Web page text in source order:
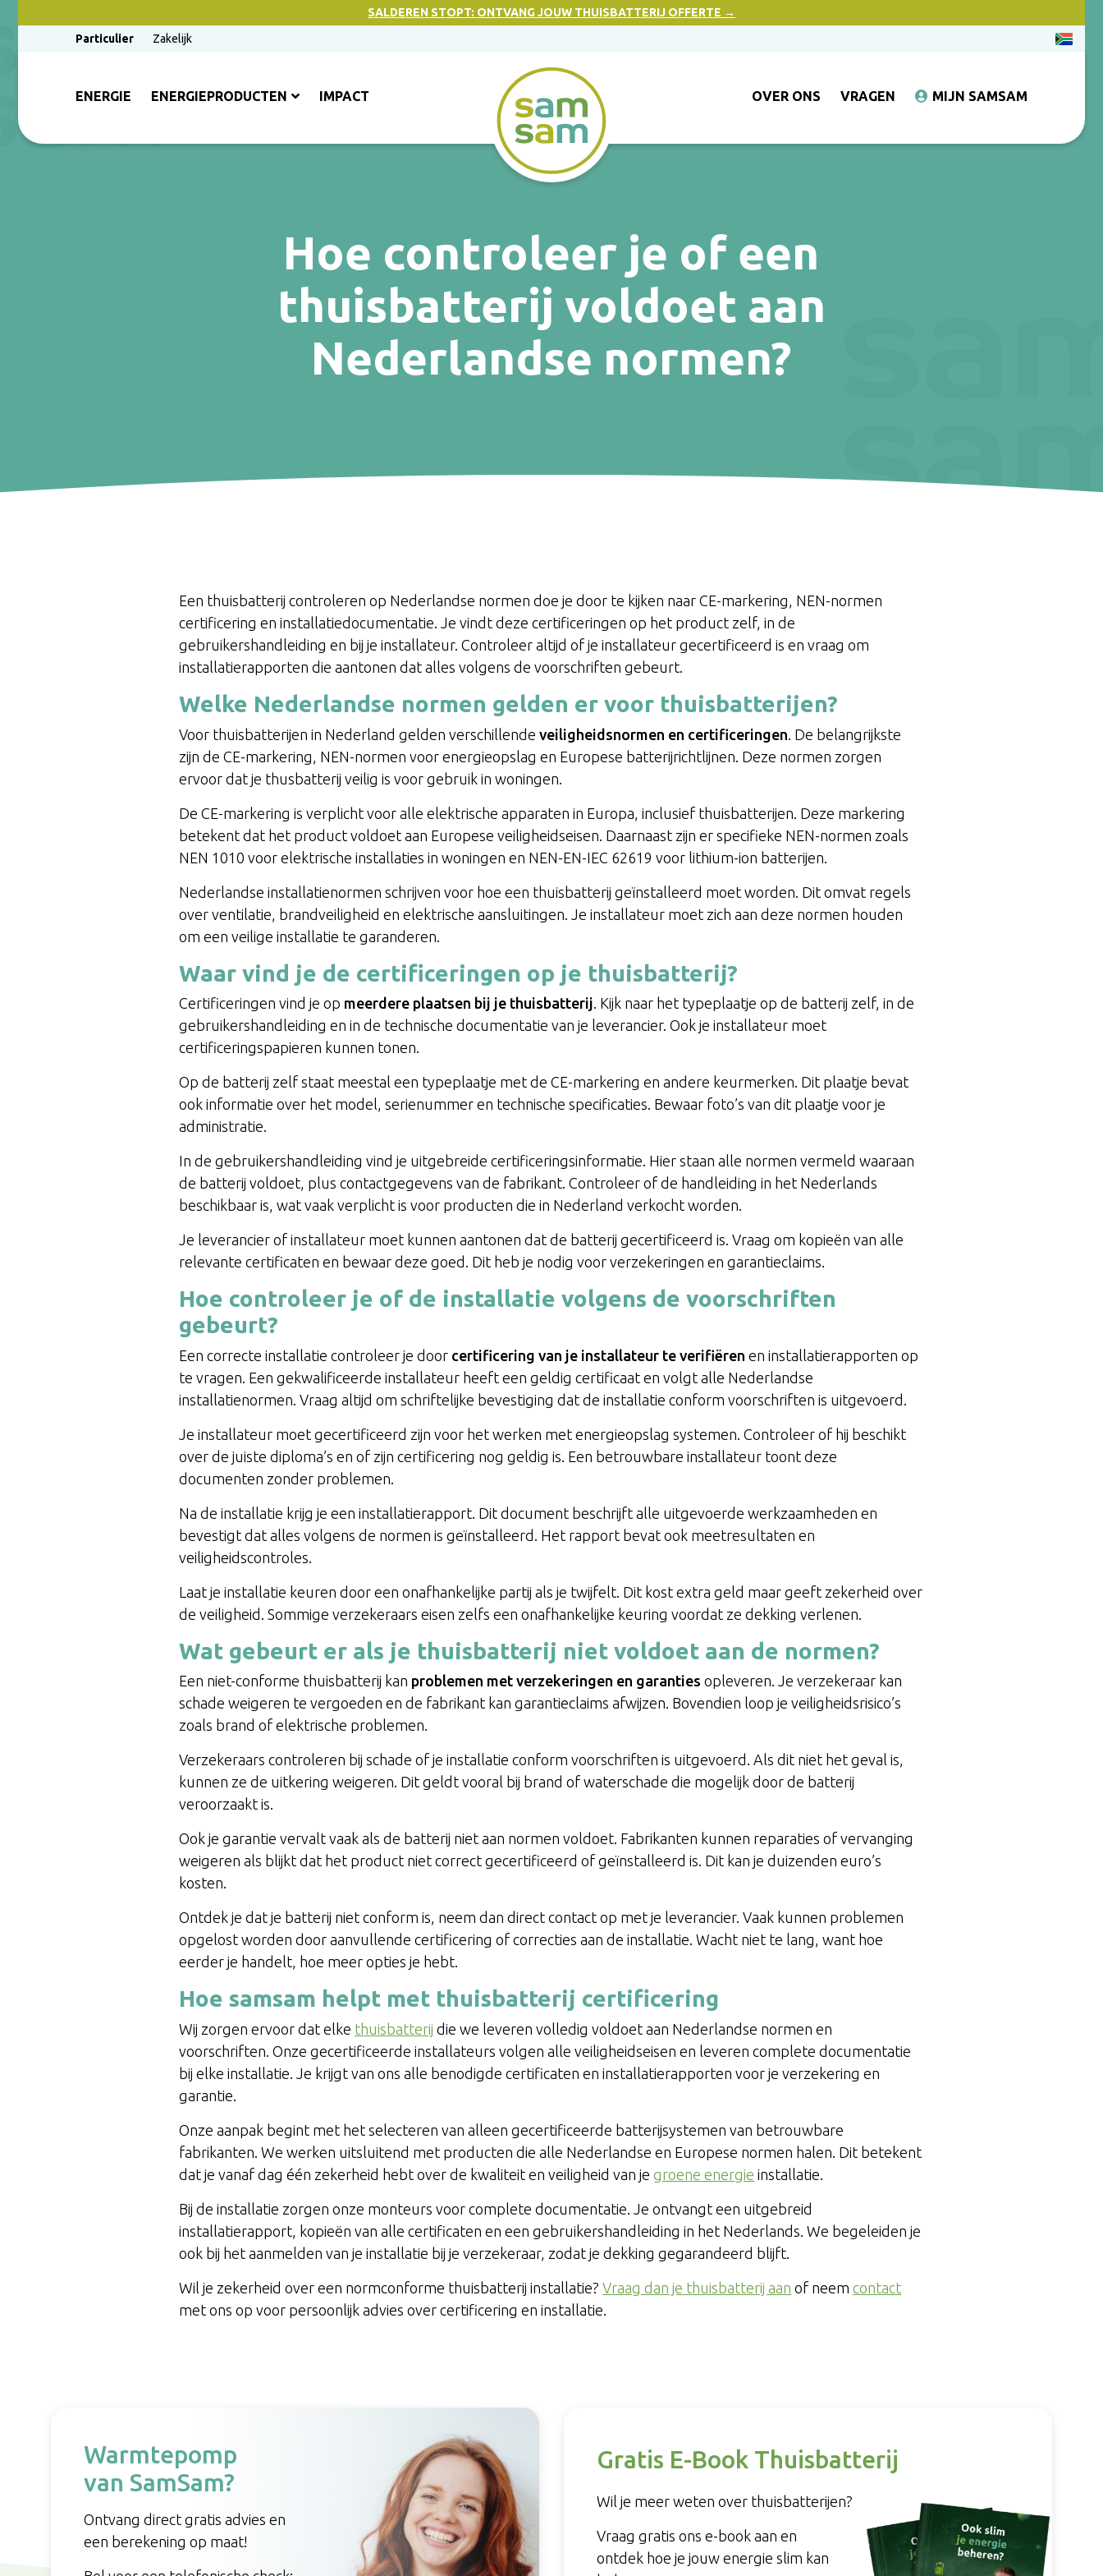
SALDEREN STOPT: ONTVANG JOUW THUISBATTERIJ OFFERTE →
Particulier
Zakelijk
ENERGIE ENERGIEPRODUCTEN IMPACT OVER ONS VRAGEN MIJN SAMSAM
Hoe controleer je of een
thuisbatterij voldoet aan
Nederlandse normen?
Een thuisbatterij controleren op Nederlandse normen doe je door te kijken naar CE-markering, NEN-normen
certificering en installatiedocumentatie. Je vindt deze certificeringen op het product zelf, in de
gebruikershandleiding en bij je installateur. Controleer altijd of je installateur gecertificeerd is en vraag om
installatierapporten die aantonen dat alles volgens de voorschriften gebeurt.
Welke Nederlandse normen gelden er voor thuisbatterijen?
Voor thuisbatterijen in Nederland gelden verschillendeveiligheidsnormen en certificeringen . De belangrijkste
zijn de CE-markering, NEN-normen voor energieopslag en Europese batterijrichtlijnen. Deze normen zorgen
ervoor dat je thusbatterij veilig is voor gebruik in woningen.
De CE-markering is verplicht voor alle elektrische apparaten in Europa, inclusief thuisbatterijen. Deze markering
betekent dat het product voldoet aan Europese veiligheidseisen. Daarnaast zijn er specifieke NEN-normen zoals
NEN 1010 voor elektrische installaties in woningen en NEN-EN-IEC 62619 voor lithium-ion batterijen.
Nederlandse installatienormen schrijven voor hoe een thuisbatterij geïnstalleerd moet worden. Dit omvat regels
over ventilatie, brandveiligheid en elektrische aansluitingen. Je installateur moet zich aan deze normen houden
om een veilige installatie te garanderen.
Waar vind je de certificeringen op je thuisbatterij?
Certificeringen vind je op meerdere plaatsen bij je thuisbatterij. Kijk naar het typeplaatje op de batterij zelf, in de
gebruikershandleiding en in de technische documentatie van je leverancier. Ook je installateur moet
certificeringspapieren kunnen tonen.
Op de batterij zelf staat meestal een typeplaatje met de CE-markering en andere keurmerken. Dit plaatje bevat
ook informatie over het model, serienummer en technische specificaties. Bewaar foto’s van dit plaatje voor je
administratie.
In de gebruikershandleiding vind je uitgebreide certificeringsinformatie. Hier staan alle normen vermeld waaraan
de batterij voldoet, plus contactgegevens van de fabrikant. Controleer of de handleiding in het Nederlands
beschikbaar is, wat vaak verplicht is voor producten die in Nederland verkocht worden.
Je leverancier of installateur moet kunnen aantonen dat de batterij gecertificeerd is. Vraag om kopieën van alle
relevante certificaten en bewaar deze goed. Dit heb je nodig voor verzekeringen en garantieclaims.
Hoe controleer je of de installatie volgens de voorschriften
gebeurt?
Een correcte installatie controleer je door certificering van je installateur te verifiëren en installatierapporten op
te vragen. Een gekwalificeerde installateur heeft een geldig certificaat en volgt alle Nederlandse
installatienormen. Vraag altijd om schriftelijke bevestiging dat de installatie conform voorschriften is uitgevoerd.
Je installateur moet gecertificeerd zijn voor het werken met energieopslag systemen. Controleer of hij beschikt
over de juiste diploma’s en of zijn certificering nog geldig is. Een betrouwbare installateur toont deze
documenten zonder problemen.
Na de installatie krijg je een installatierapport. Dit document beschrijft alle uitgevoerde werkzaamheden en
bevestigt dat alles volgens de normen is geïnstalleerd. Het rapport bevat ook meetresultaten en
veiligheidscontroles.
Laat je installatie keuren door een onafhankelijke partij als je twijfelt. Dit kost extra geld maar geeft zekerheid over
de veiligheid. Sommige verzekeraars eisen zelfs een onafhankelijke keuring voordat ze dekking verlenen.
Wat gebeurt er als je thuisbatterij niet voldoet aan de normen?
Een niet-conforme thuisbatterij kan problemen met verzekeringen en garanties opleveren. Je verzekeraar kan
schade weigeren te vergoeden en de fabrikant kan garantieclaims afwijzen. Bovendien loop je veiligheidsrisico’s
zoals brand of elektrische problemen.
Verzekeraars controleren bij schade of je installatie conform voorschriften is uitgevoerd. Als dit niet het geval is,
kunnen ze de uitkering weigeren. Dit geldt vooral bij brand of waterschade die mogelijk door de batterij
veroorzaakt is.
Ook je garantie vervalt vaak als de batterij niet aan normen voldoet. Fabrikanten kunnen reparaties of vervanging
weigeren als blijkt dat het product niet correct gecertificeerd of geïnstalleerd is. Dit kan je duizenden euro’s
kosten.
Ontdek je dat je batterij niet conform is, neem dan direct contact op met je leverancier. Vaak kunnen problemen
opgelost worden door aanvullende certificering of correcties aan de installatie. Wacht niet te lang, want hoe
eerder je handelt, hoe meer opties je hebt.
Hoe samsam helpt met thuisbatterij certificering
Wij zorgen ervoor dat elke thuisbatterij die we leveren volledig voldoet aan Nederlandse normen en
voorschriften. Onze gecertificeerde installateurs volgen alle veiligheidseisen en leveren complete documentatie
bij elke installatie. Je krijgt van ons alle benodigde certificaten en installatierapporten voor je verzekering en
garantie.
Onze aanpak begint met het selecteren van alleen gecertificeerde batterijsystemen van betrouwbare
fabrikanten. We werken uitsluitend met producten die alle Nederlandse en Europese normen halen. Dit betekent
dat je vanaf dag één zekerheid hebt over de kwaliteit en veiligheid van jegroene energie installatie.
Bij de installatie zorgen onze monteurs voor complete documentatie. Je ontvangt een uitgebreid
installatierapport, kopieën van alle certificaten en een gebruikershandleiding in het Nederlands. We begeleiden je
ook bij het aanmelden van je installatie bij je verzekeraar, zodat je dekking gegarandeerd blijft.
Wil je zekerheid over een normconforme thuisbatterij installatie?Vraag dan je thuisbatterij aan of neemcontact
met ons op voor persoonlijk advies over certificering en installatie.
Warmtepomp
van SamSam?
Ontvang direct gratis advies en
een berekening op maat!
Gratis E-Book Thuisbatterij
Wil je meer weten over thuisbatterijen?
Vraag gratis ons e-book aan en
ontdek hoe je jouw energie slim kan